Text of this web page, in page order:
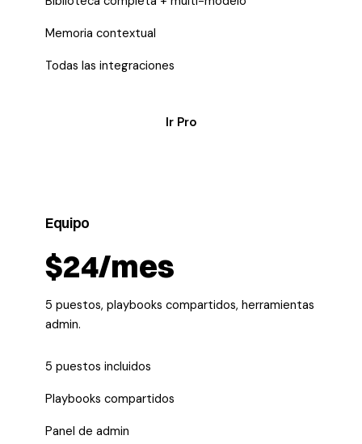
Memoria contextual
Todas las integraciones
Ir Pro
Equipo
$24/mes
5 puestos, playbooks compartidos, herramientas
admin.
5 puestos incluidos
Playbooks compartidos
Panel de admin